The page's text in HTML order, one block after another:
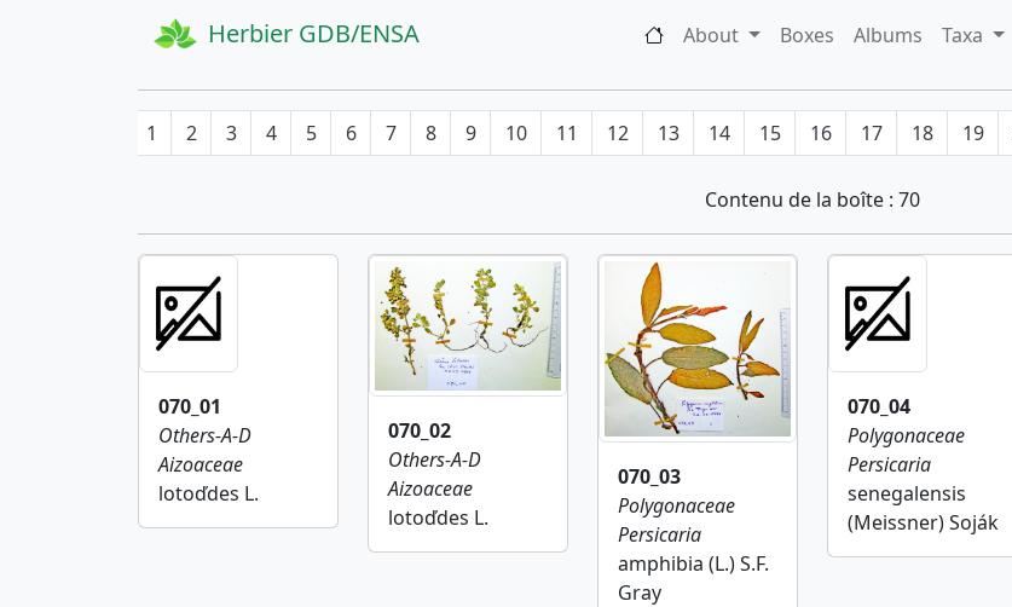
Herbier GDB/ENSA About Boxes Albums Taxa
1 2 3 4 5 6 7 8 9 10 11 12 13 14 15 16 17 18 19
Contenu de la boîte : 70
070_01
Others-A-D
Aizoaceae
lotoďdes L.
070_02
Others-A-D
Aizoaceae
lotoďdes L.
070_03
Polygonaceae
Persicaria
amphibia (L.) S.F.
Gray
070_04
Polygonaceae
Persicaria
senegalensis
(Meissner) Soják